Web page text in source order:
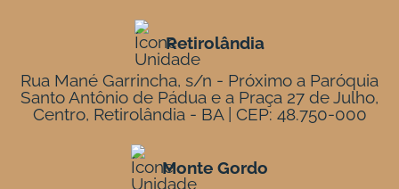
Retirolândia
Rua Mané Garrincha, s/n - Próximo a Paróquia
Santo Antônio de Pádua e a Praça 27 de Julho,
Centro, Retirolândia - BA | CEP: 48.750-000
Monte Gordo